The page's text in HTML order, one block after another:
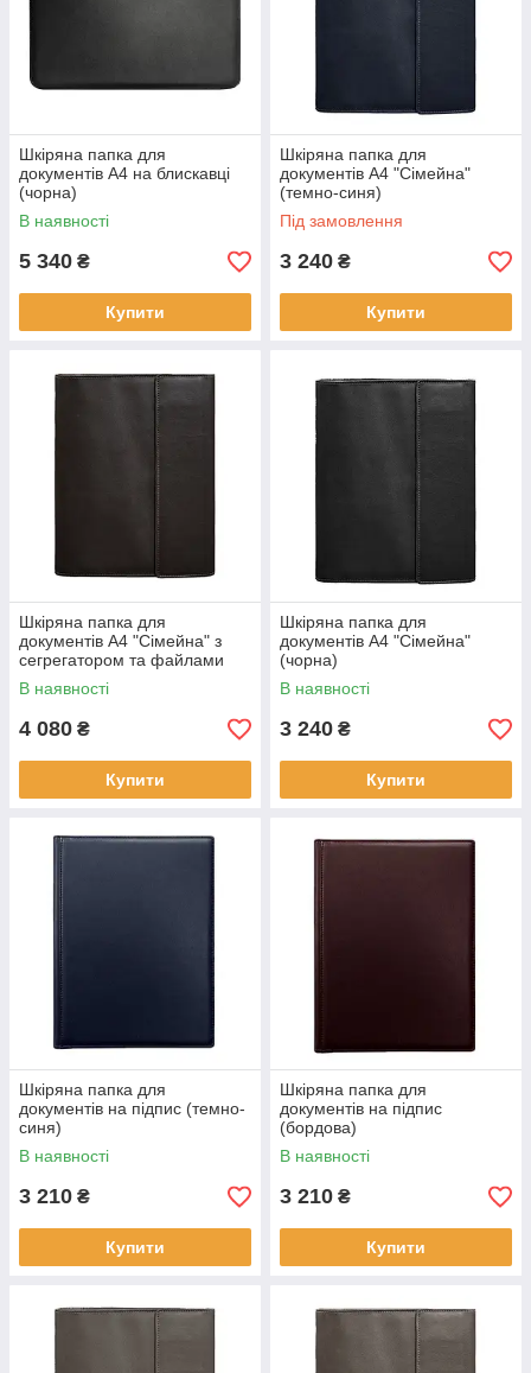
Шкіряна папка для
документів А4 на блискавці
(чорна)
В наявності
5 340 ₴
Купити
Шкіряна папка для
документів А4 "Сімейна"
(темно-синя)
Під замовлення
3 240 ₴
Купити
Шкіряна папка для
документів А4 "Сімейна" з
сегрегатором та файлами
(темно-коричнева)
В наявності
4 080 ₴
Купити
Шкіряна папка для
документів А4 "Сімейна"
(чорна)
В наявності
3 240 ₴
Купити
Шкіряна папка для
документів на підпис (темно-
синя)
В наявності
3 210 ₴
Купити
Шкіряна папка для
документів на підпис
(бордова)
В наявності
3 210 ₴
Купити